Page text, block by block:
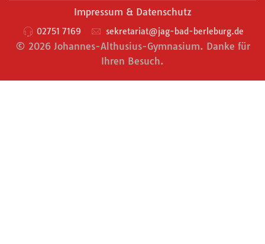
Impressum & Datenschutz
02751 7169 sekretariat@jag-bad-berleburg.de
© 2026 Johannes-Althusius-Gymnasium. Danke für
Ihren Besuch.